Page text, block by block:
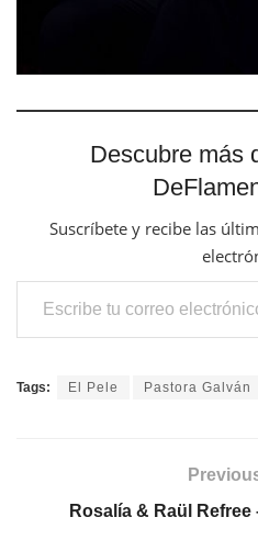
Descubre más
Suscríbete y recibe las
Escribe tu correo electrónico…
Tags: El Pele Pastora Galván
Rosalía & Raül